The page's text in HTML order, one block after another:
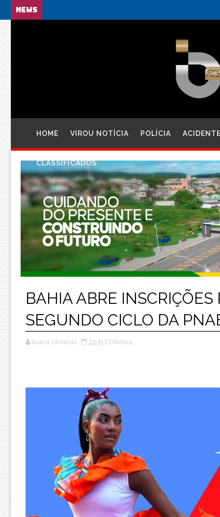
NEWS
HOME VIROU NOTÍCIA POLÍCIA
CLASSIFICADOS
BAHIA ABRE INSCRIÇÕES
SEGUNDO CICLO DA
buera 24 horas 20:45 Notícia,